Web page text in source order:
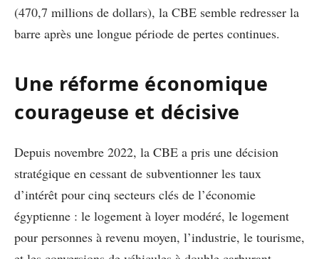
(470,7 millions de dollars), la CBE semble redresser la
barre après une longue période de pertes continues.
Une réforme économique
courageuse et décisive
Depuis novembre 2022, la CBE a pris une décision
stratégique en cessant de subventionner les taux
d’intérêt pour cinq secteurs clés de l’économie
égyptienne : le logement à loyer modéré, le logement
pour personnes à revenu moyen, l’industrie, le tourisme,